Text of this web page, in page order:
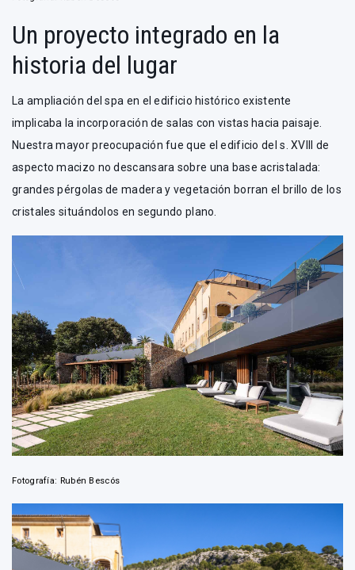
Un proyecto integrado en la
historia del lugar
La ampliación del spa en el edificio histórico existente
implicaba la incorporación de salas con vistas hacia paisaje.
Nuestra mayor preocupación fue que el edificio del s. XVIII de
aspecto macizo no descansara sobre una base acristalada:
grandes pérgolas de madera y vegetación borran el brillo de los
cristales situándolos en segundo plano.
Fotografía: Rubén Bescós